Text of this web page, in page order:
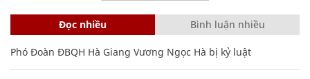
Đọc nhiều Bình luận nhiều
Phó Đoàn ĐBQH Hà Giang Vương Ngọc Hà bị kỷ luật